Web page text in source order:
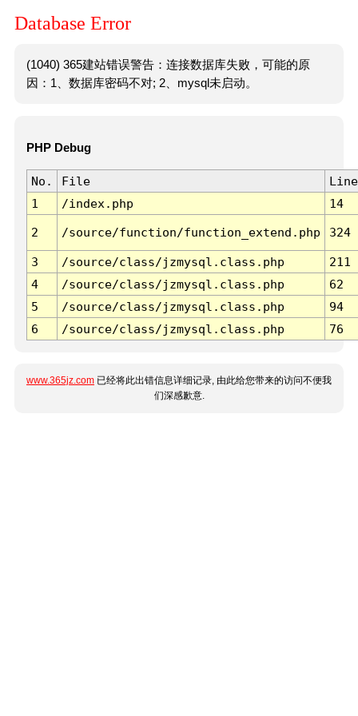
Database Error
(1040) 365建站错误警告：连接数据库失败，可能的原
因：1、数据库密码不对; 2、mysql未启动。
PHP Debug
No. File
Line
1
/index.php 14
2 /source/function/function_extend.php 324
3 /source/class/jzmysql.class.php
211
4
/source/class/jzmysql.class.php
62
5
/source/class/jzmysql.class.php
94
6
/source/class/jzmysql.class.php 76
www.365jz.com 已经将此出错信息详细记录, 由此给您带来的访问不便我
们深感歉意.